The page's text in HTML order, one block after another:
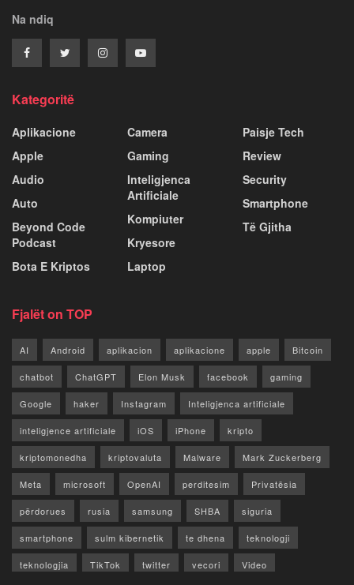
Na ndiq
Kategoritë
Aplikacione
Apple
Audio
Auto
Beyond Code
Podcast
Bota E Kriptos
Camera
Gaming
Inteligjenca
Artificiale
Kompiuter
Kryesore
Laptop
Paisje Tech
Review
Security
Smartphone
Të Gjitha
Fjalët on TOP
AI Android aplikacion aplikacione apple Bitcoin
chatbot ChatGPT Elon Musk facebook gaming
Google haker Instagram Inteligjenca artificiale
inteligjence artificiale iOS iPhone kripto
kriptomonedha kriptovaluta Malware Mark Zuckerberg
Meta microsoft OpenAI perditesim Privatësia
përdorues rusia samsung SHBA siguria
smartphone sulm kibernetik te dhena teknologji
teknologjia TikTok twitter vecori Video